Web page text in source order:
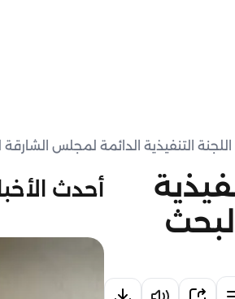
التنفيذية الدائمة لمجلس
أحدث